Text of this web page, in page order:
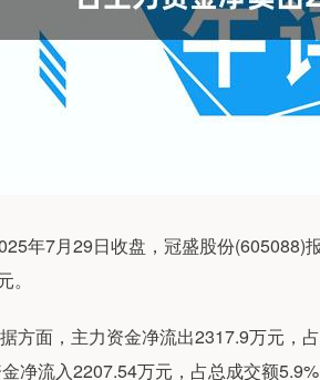
年7月29日收盘，冠盛股份(605088)
方面，主力资金净流出2317.9万元，
净流入2207.54万元，占总成交额